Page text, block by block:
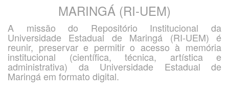
MARINGÁ (RI-UEM)
A missão do Repositório Institucional da
Universidade Estadual de Maringá (RI-UEM) é
reunir, preservar e permitir o acesso à memória
institucional (científica, técnica, artística e
administrativa) da Universidade Estadual de
Maringá em formato digital.